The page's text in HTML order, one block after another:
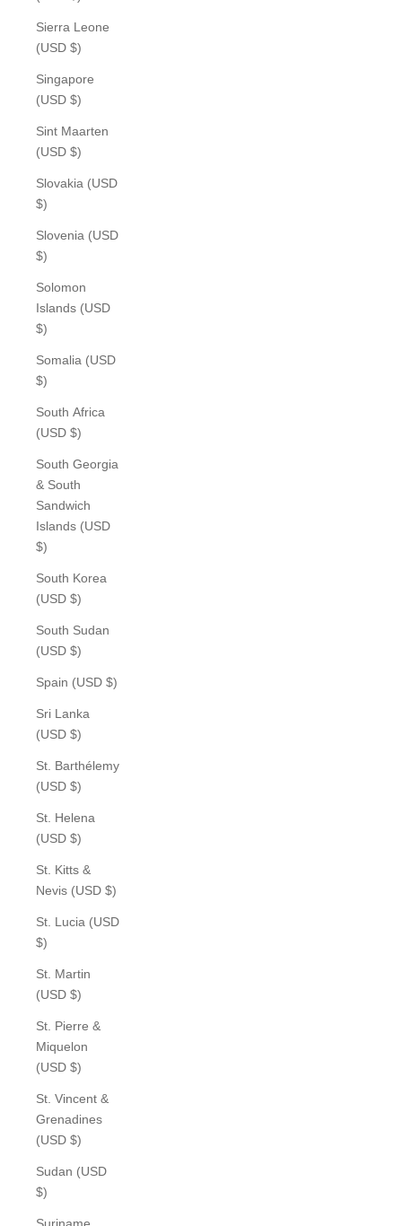
Sierra Leone
(USD $)
Singapore
(USD $)
Sint Maarten
(USD $)
Slovakia (USD
$)
Slovenia (USD
$)
Solomon
Islands (USD
$)
Somalia (USD
$)
South Africa
(USD $)
South Georgia
& South
Sandwich
Islands (USD
$)
South Korea
(USD $)
South Sudan
(USD $)
Spain (USD $)
Sri Lanka
(USD $)
St. Barthélemy
(USD $)
St. Helena
(USD $)
St. Kitts &
Nevis (USD $)
St. Lucia (USD
$)
St. Martin
(USD $)
St. Pierre &
Miquelon
(USD $)
St. Vincent &
Grenadines
(USD $)
Sudan (USD
$)
Suriname